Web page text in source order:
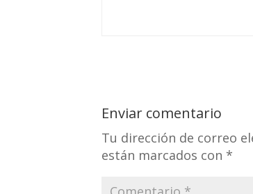
Enviar comentario
Tu dirección de correo
están marcados con *